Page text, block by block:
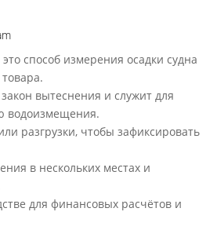
способ измерения осадки судна
вытеснения и служит для
водоизмещения.
разгрузки, чтобы зафиксировать
в нескольких местах и
для финансовых расчётов и